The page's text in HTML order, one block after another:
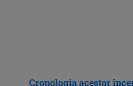
Cronologia acestor